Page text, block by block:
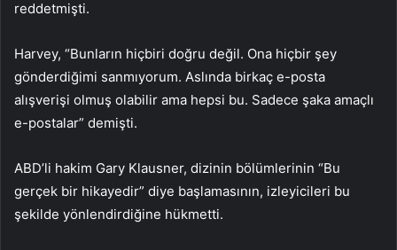
reddetmişti.
Harvey, “Bunların hiçbiri doğru değil. Ona hiçbir şey
gönderdiğimi sanmıyorum. Aslında birkaç e-posta
alışverişi olmuş olabilir ama hepsi bu. Sadece şaka amaçlı
e-postalar” demişti.
ABD’li hakim Gary Klausner, dizinin bölümlerinin “Bu
gerçek bir hikayedir” diye başlamasının, izleyicileri bu
şekilde yönlendirdiğine hükmetti.